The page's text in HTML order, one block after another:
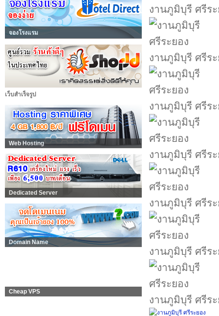
จองโรงแรม
เว็บสำเร็จรูป
Web Hosting
Dedicated Server
Domain Name
Cheap VPS
งานภูมิบุรี ศรีร
งานภูมิบุรี ศรีร
งานภูมิบุรี ศรีร
งานภูมิบุรี ศรีร
งานภูมิบุรี ศรีร
งานภูมิบุรี ศรีร
งานภูมิบุรี ศรีร